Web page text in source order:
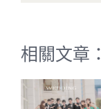
相關文章：